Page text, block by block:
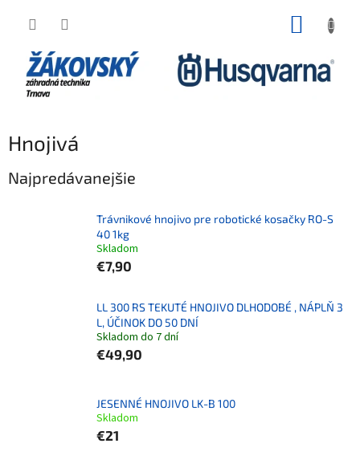
Hnojivá
Najpredávanejšie
Trávnikové hnojivo pre robotické kosačky RO-S
40 1kg
Skladom
€7,90
LL 300 RS TEKUTÉ HNOJIVO DLHODOBÉ , NÁPLŇ 3
L, ÚČINOK DO 50 DNÍ
Skladom do 7 dní
€49,90
JESENNÉ HNOJIVO LK-B 100
Skladom
€21